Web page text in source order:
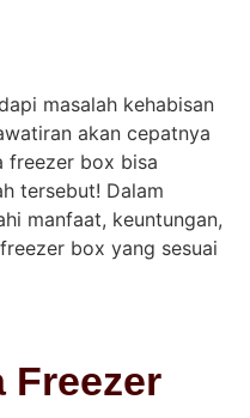
masalah kehabisan
akan cepatnya
freezer box bisa
tersebut! Dalam
manfaat, keuntungan,
box yang sesuai
Freezer